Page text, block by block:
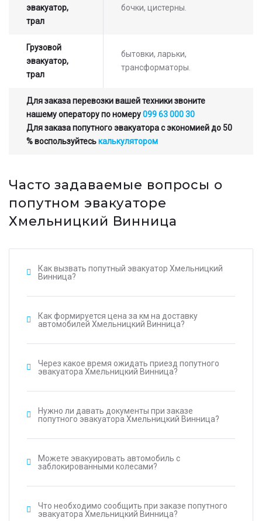
эвакуатор,
трал
бочки, цистерны.
Грузовой
эвакуатор,
трал
бытовки, ларьки,
трансформаторы.
Для заказа перевозки вашей техники звоните
нашему оператору по номеру099 63 000 30
Для заказа попутного эвакуатора с экономией до 50
% воспользуйтеськалькулятором
Часто задаваемые вопросы о
попутном эвакуаторе
Хмельницкий Винница
Как вызвать попутный эвакуатор Хмельницкий
Винница?
Как формируется цена за км на доставку
автомобилей Хмельницкий Винница?
Через какое время ожидать приезд попутного
эвакуатора Хмельницкий Винница?
Нужно ли давать документы при заказе
попутного эвакуатора Хмельницкий Винница?
Можете эвакуировать автомобиль с
заблокированными колесами?
Что необходимо сообщить при заказе попутного
эвакуатора Хмельницкий Винница?